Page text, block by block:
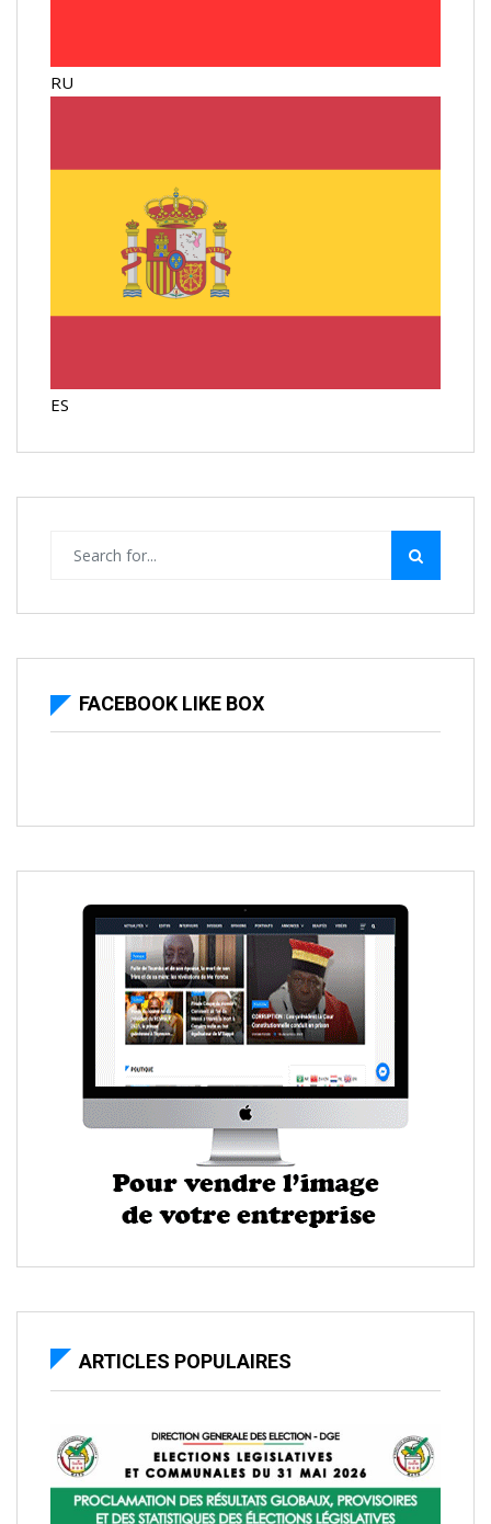
RU
ES
FACEBOOK LIKE BOX
ARTICLES POPULAIRES